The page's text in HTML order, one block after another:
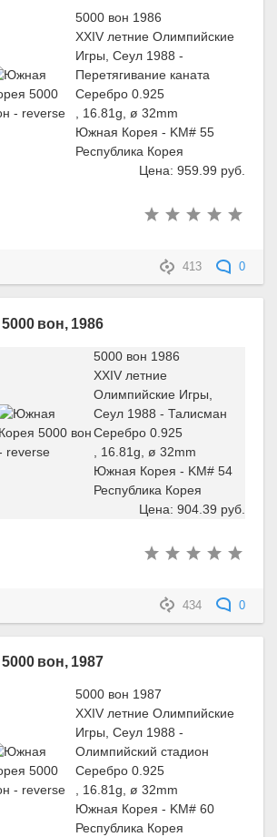
5000 вон 1986
XXIV летние Олимпийские
Игры, Сеул 1988 -
Перетягивание каната
Серебро 0.925
, 16.81g, ø 32mm
Южная Корея - KM# 55
Республика Корея
Цена: 959.99 руб.
413 0
вон, 1986
5000 вон 1986
XXIV летние
Олимпийские Игры,
Сеул 1988 - Талисман
Серебро 0.925
, 16.81g, ø 32mm
Южная Корея - KM# 54
Республика Корея
Цена: 904.39 руб.
434 0
вон, 1987
5000 вон 1987
XXIV летние Олимпийские
Игры, Сеул 1988 -
Олимпийский стадион
Серебро 0.925
, 16.81g, ø 32mm
Южная Корея - KM# 60
Республика Корея